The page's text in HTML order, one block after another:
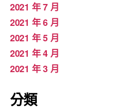
2021 年 7 月
2021 年 6 月
2021 年 5 月
2021 年 4 月
2021 年 3 月
分類